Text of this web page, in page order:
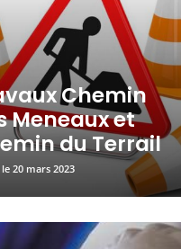
Chemin
Meneaux et
du Terrail
20 mars 2023